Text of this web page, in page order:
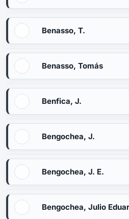
Benasso, T.
Benasso, Tomás
Benfica, J.
Bengochea, J.
Bengochea, J. E.
Bengochea, Julio